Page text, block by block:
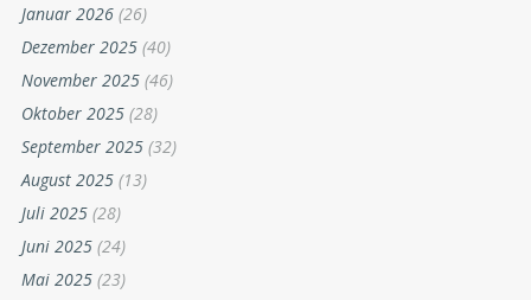
Januar 2026 (26)
Dezember 2025 (40)
November 2025 (46)
Oktober 2025 (28)
September 2025 (32)
August 2025 (13)
Juli 2025 (28)
Juni 2025 (24)
Mai 2025 (23)